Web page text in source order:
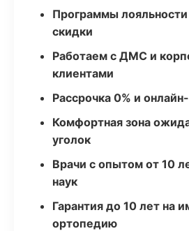
Программы
скидки
Работаем с ДМС и
клиентами
Рассрочка 0% и
Комфортная зона
уголок
Врачи с опытом от 10
наук
Гарантия до 10 лет на
ортопедию